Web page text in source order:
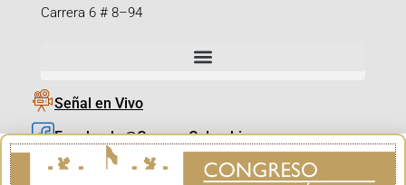
Carrera 6 # 8–94
Señal en Vivo
Facebook_@CamaraColombia
Instagram_@CamaraColombia